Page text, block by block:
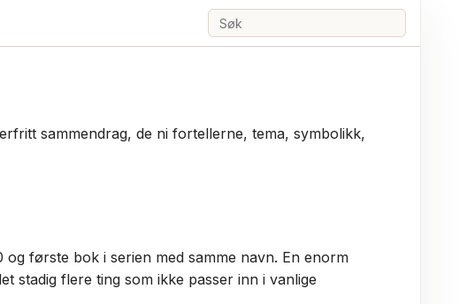
Søk
sammendrag, de ni fortellerne, tema, symbolikk,
og første bok i serien med samme navn. En enorm
stadig flere ting som ikke passer inn i vanlige